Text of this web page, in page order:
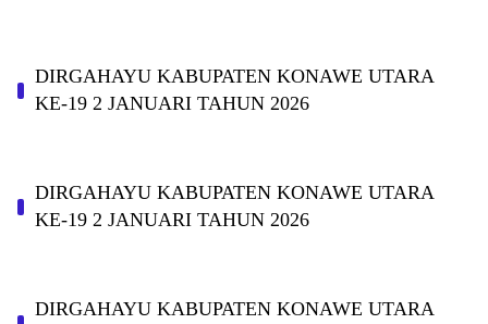
DIRGAHAYU KABUPATEN KONAWE UTARA
KE-19 2 JANUARI TAHUN 2026
DIRGAHAYU KABUPATEN KONAWE UTARA
KE-19 2 JANUARI TAHUN 2026
DIRGAHAYU KABUPATEN KONAWE UTARA